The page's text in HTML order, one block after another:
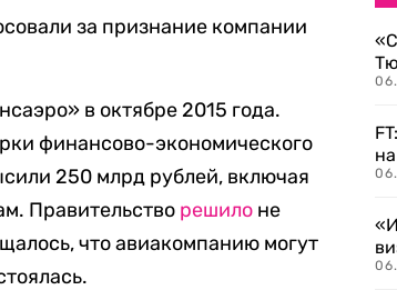
за признание компании
в октябре 2015 года.
финансово-экономического
250 млрд рублей, включая
Правительство решило не
что авиакомпанию могут